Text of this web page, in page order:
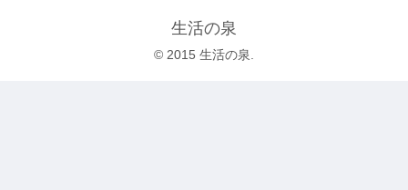
生活の泉
© 2015 生活の泉.